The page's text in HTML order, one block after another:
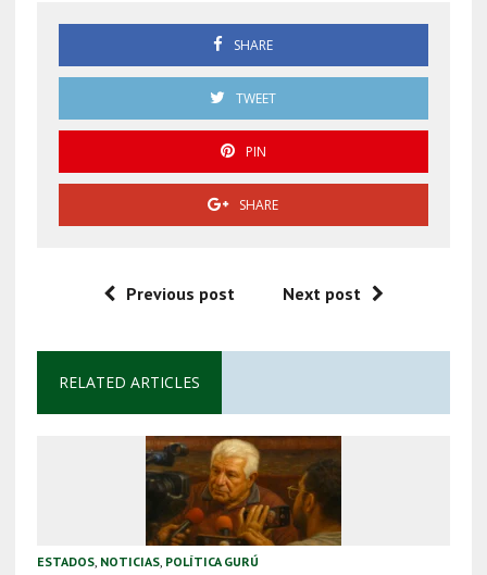
SHARE
TWEET
PIN
SHARE
Previous post Next post
RELATED ARTICLES
ESTADOS, NOTICIAS, POLÍTICA GURÚ